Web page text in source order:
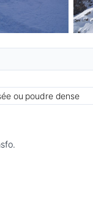
ou poudre dense